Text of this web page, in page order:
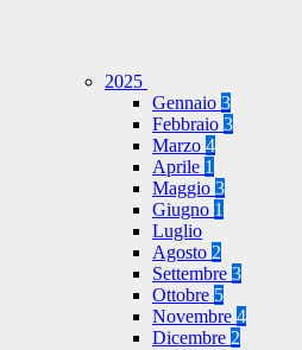
2025
Gennaio 3
Febbraio 3
Marzo 4
Aprile 1
Maggio 3
Giugno 1
Luglio
Agosto 2
Settembre 3
Ottobre 5
Novembre 4
Dicembre 2